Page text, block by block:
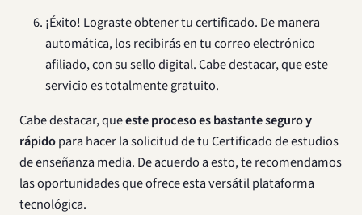
¡Éxito! Lograste obtener tu certificado. De manera
automática, los recibirás en tu correo electrónico
afiliado, con su sello digital. Cabe destacar, que este
servicio es totalmente gratuito.
Cabe destacar, queeste proceso es bastante seguro y
rápidopara hacer la solicitud de tu Certificado de estudios
de enseñanza media. De acuerdo a esto, te recomendamos
las oportunidades que ofrece esta versátil plataforma
tecnológica.